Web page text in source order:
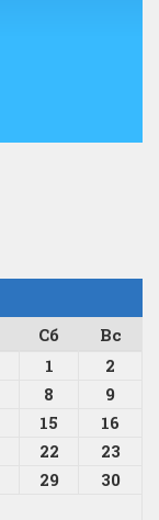
Сб
Вс
1
2
8
9
15
16
22
23
29
30